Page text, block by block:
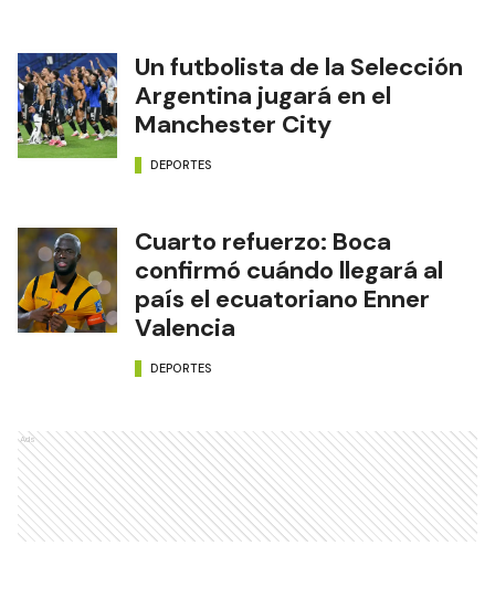
Un futbolista de la Selección
Argentina jugará en el
Manchester City
DEPORTES
Cuarto refuerzo: Boca
confirmó cuándo llegará al
país el ecuatoriano Enner
Valencia
DEPORTES
Ads